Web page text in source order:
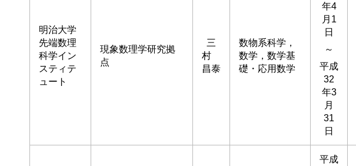
明治大学
先端数理
科学イン
スティテ
ュート
現象数理学研究拠
点
三
村
昌泰
数物系科学，
数学，数学基
礎・応用数学
年4
月1
日
～
平成
32
年3
月
31
日
平成